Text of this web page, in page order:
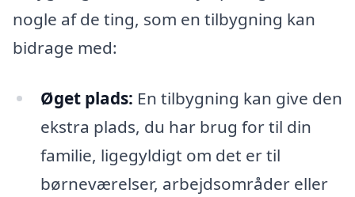
nogle af de ting, som en tilbygning kan
bidrage med:
Øget plads: En tilbygning kan give den
ekstra plads, du har brug for til din
familie, ligegyldigt om det er til
børneværelser, arbejdsområder eller